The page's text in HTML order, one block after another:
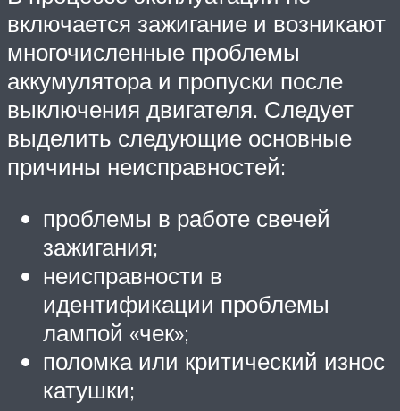
включается зажигание и возникают
многочисленные проблемы
аккумулятора и пропуски после
выключения двигателя. Следует
выделить следующие основные
причины неисправностей:
проблемы в работе свечей
зажигания;
неисправности в
идентификации проблемы
лампой «чек»;
поломка или критический износ
катушки;